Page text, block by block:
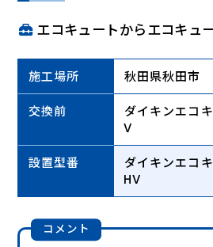
エコキュートからエコキュ
施工場所 秋田県秋田市
交換前
ダイキンエコ
V
設置型番
ダイキンエコ
HV
コメント